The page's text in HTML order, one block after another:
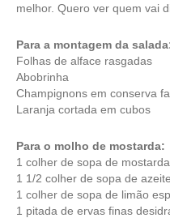
melhor. Quero ver quem vai
Para a montagem da
Folhas de alface rasgadas
Abobrinha
Champignons em conserva
Laranja cortada em cubos
Para o molho de mostarda:
1 colher de sopa de mostarda
1 1/2 colher de sopa de azeite
1 colher de sopa de limão
1 pitada de ervas finas